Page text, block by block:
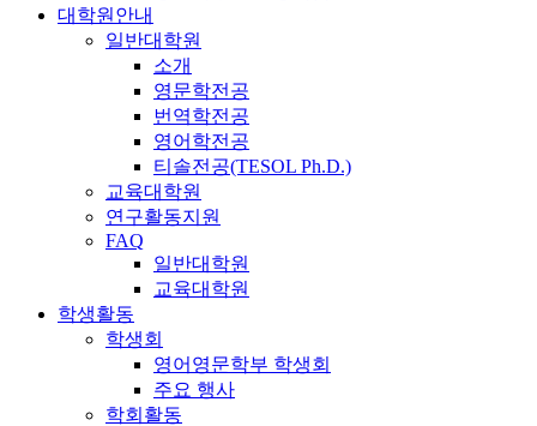
대학원안내
일반대학원
소개
영문학전공
번역학전공
영어학전공
티솔전공(TESOL Ph.D.)
교육대학원
연구활동지원
FAQ
일반대학원
교육대학원
학생활동
학생회
영어영문학부 학생회
주요 행사
학회활동